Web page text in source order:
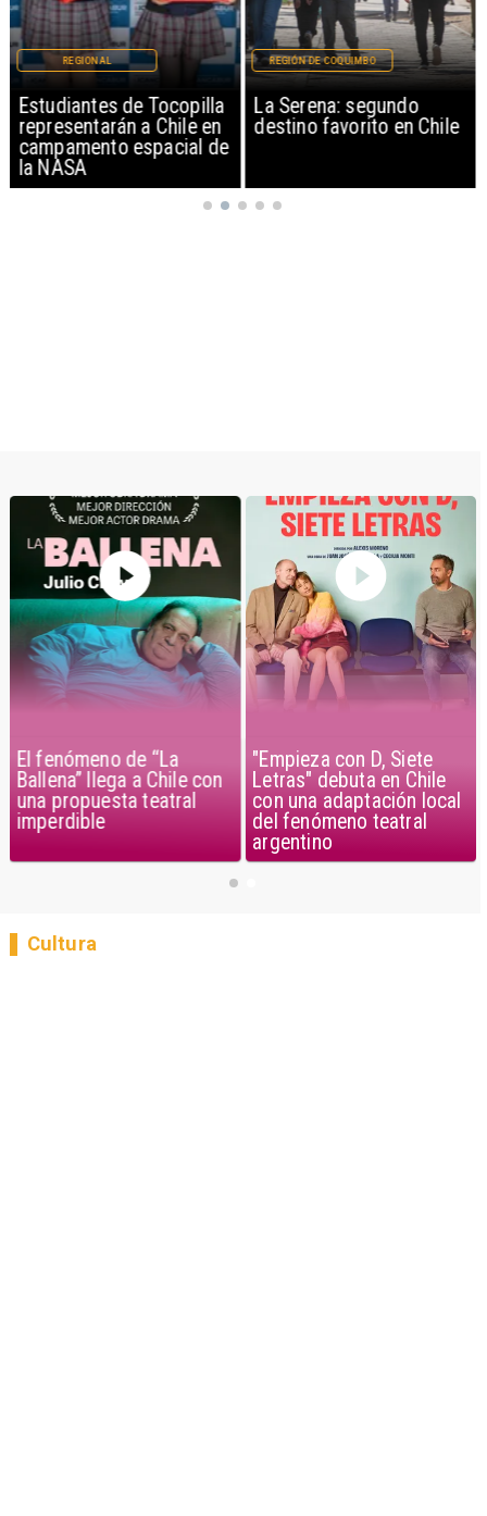
Estudiantes de Tocopilla
representarán a Chile en
campamento espacial de
la NASA
REGIONAL
La Serena: segundo
destino favorito en Chile
REGIÓN DE COQUIMBO
El fenómeno de “La
Ballena” llega a Chile con
una propuesta teatral
imperdible
"Empieza con D, Siete
Letras" debuta en Chile
con una adaptación local
del fenómeno teatral
argentino
Cultura